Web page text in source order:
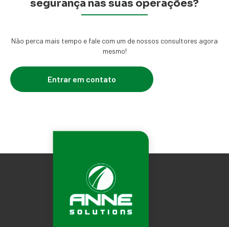
segurança nas suas operações?
Não perca mais tempo e fale com um de nossos consultores agora
mesmo!
Entrar em contato